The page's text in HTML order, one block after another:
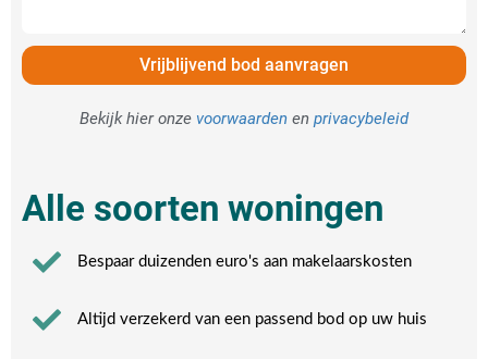
Vrijblijvend bod aanvragen
Bekijk hier onze voorwaarden en privacybeleid
Alle soorten woningen
Bespaar duizenden euro's aan makelaarskosten
Altijd verzekerd van een passend bod op uw huis